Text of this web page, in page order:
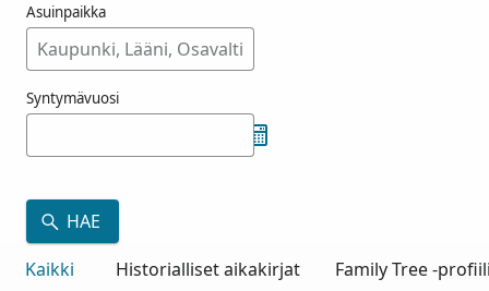
Asuinpaikka
Syntymävuosi
HAE
Kaikki
Historialliset aikakirjat Family Tree -